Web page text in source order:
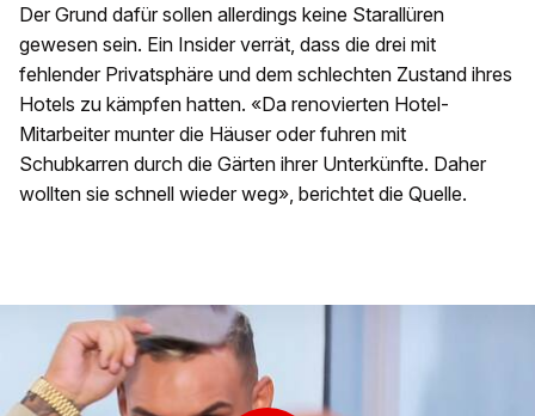
Der Grund dafür sollen allerdings keine Starallüren
gewesen sein. Ein Insider verrät, dass die drei mit
fehlender Privatsphäre und dem schlechten Zustand ihres
Hotels zu kämpfen hatten. «Da renovierten Hotel-
Mitarbeiter munter die Häuser oder fuhren mit
Schubkarren durch die Gärten ihrer Unterkünfte. Daher
wollten sie schnell wieder weg», berichtet die Quelle.